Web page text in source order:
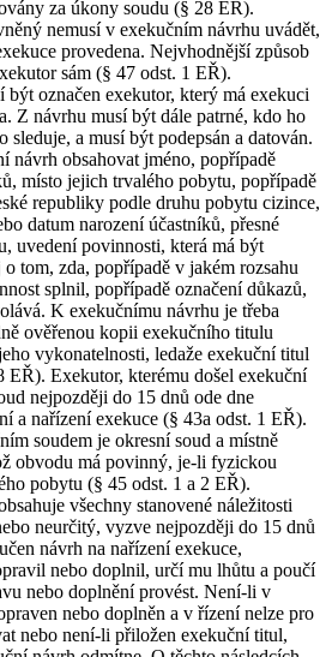
za úkony soudu (§ 28 EŘ).
nemusí v exekučním návrhu uvádět,
provedena. Nejvhodnější způsob
sám (§ 47 odst. 1 EŘ).
označen exekutor, který má exekuci
Z návrhu musí být dále patrné, kdo ho
sleduje, a musí být podepsán a datován.
návrh obsahovat jméno, popřípadě
místo jejich trvalého pobytu, popřípadě
republiky podle druhu pobytu cizince,
datum narození účastníků, přesné
uvedení povinnosti, která má být
tom, zda, popřípadě v jakém rozsahu
splnil, popřípadě označení důkazů,
K exekučnímu návrhu je třeba
ověřenou kopii exekučního titulu
vykonatelnosti, ledaže exekuční titul
EŘ). Exekutor, kterému došel exekuční
nejpozději do 15 dnů ode dne
a nařízení exekuce (§ 43a odst. 1 EŘ).
soudem je okresní soud a místně
obvodu má povinný, je-li fyzickou
pobytu (§ 45 odst. 1 a 2 EŘ).
všechny stanovené náležitosti
neurčitý, vyzve nejpozději do 15 dnů
návrh na nařízení exekuce,
nebo doplnil, určí mu lhůtu a poučí
nebo doplnění provést. Není-li v
nebo doplněn a v řízení nelze pro
nebo není-li přiložen exekuční titul,